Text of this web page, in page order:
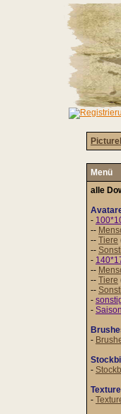
Menü
alle
-
--
-- Tiere
--
-
--
-- Tiere
--
-
-
-
-
-